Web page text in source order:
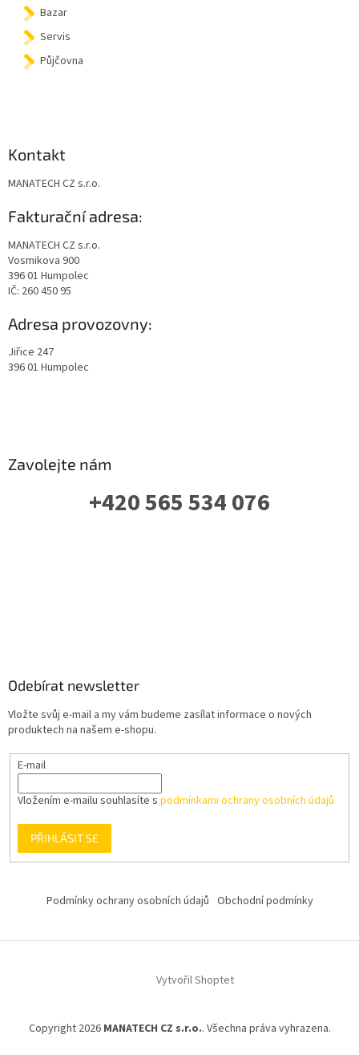
Bazar
Servis
Půjčovna
Kontakt
MANATECH CZ s.r.o.
Fakturační adresa:
MANATECH CZ s.r.o.
Vosmikova 900
396 01 Humpolec
IČ: 260 450 95
Adresa provozovny:
Jiřice 247
396 01 Humpolec
Zavolejte nám
+420 565 534 076
Odebírat newsletter
Vložte svůj e-mail a my vám budeme zasílat informace o nových
produktech na našem e-shopu.
E-mail
Vložením e-mailu souhlasíte s podmínkami ochrany osobních údajů
PŘIHLÁSIT SE
Podmínky ochrany osobních údajů Obchodní podmínky
Vytvořil Shoptet
Copyright 2026 MANATECH CZ s.r.o.. Všechna práva vyhrazena.